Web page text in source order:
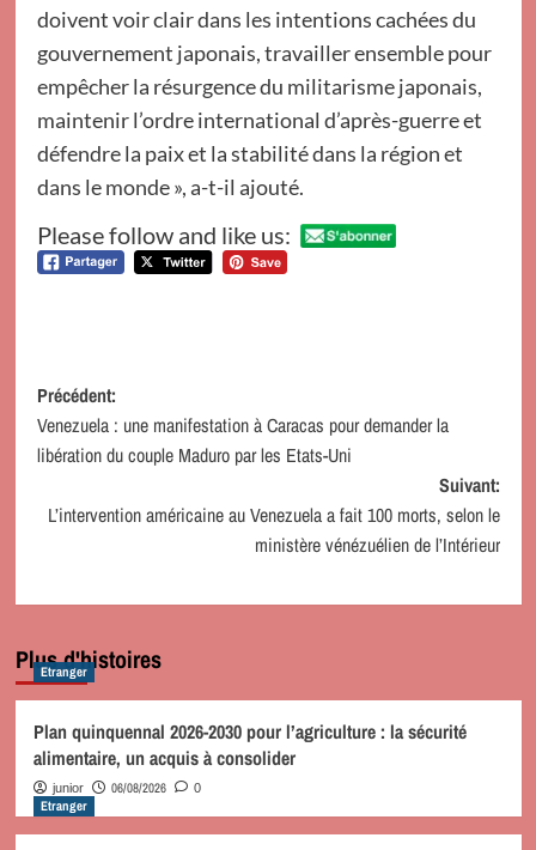
doivent voir clair dans les intentions cachées du
gouvernement japonais, travailler ensemble pour
empêcher la résurgence du militarisme japonais,
maintenir l’ordre international d’après-guerre et
défendre la paix et la stabilité dans la région et
dans le monde », a-t-il ajouté.
Please follow and like us:
Navigation
d’article
Précédent:
Venezuela : une manifestation à Caracas pour demander la
libération du couple Maduro par les Etats-Uni
Suivant:
L’intervention américaine au Venezuela a fait 100 morts, selon le
ministère vénézuélien de l’Intérieur
Plus d'histoires
Etranger
Plan quinquennal 2026-2030 pour l’agriculture : la sécurité
alimentaire, un acquis à consolider
junior 06/08/2026 0
Etranger